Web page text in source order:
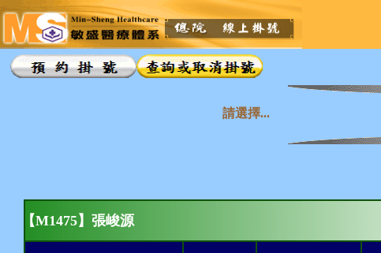
請選擇...
【M1475】張峻源